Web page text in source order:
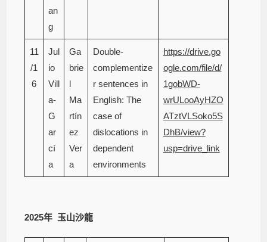
an
g
11
/1
6
Jul
io
Vill
a-
G
ar
cí
a
Ga
brie
l
Ma
rtín
ez
Ver
a
Double-
complementize
r sentences in
English: The
case of
dislocations in
dependent
environments
https://drive.go
ogle.com/file/d/
1gobWD-
wrULooAyHZO
ATztVLSoko5S
DhB/view?
usp=drive_link
2025年 玉山沙龍